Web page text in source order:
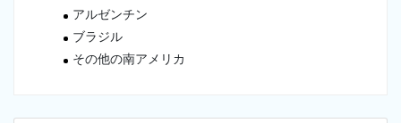
アルゼンチン
ブラジル
その他の南アメリカ